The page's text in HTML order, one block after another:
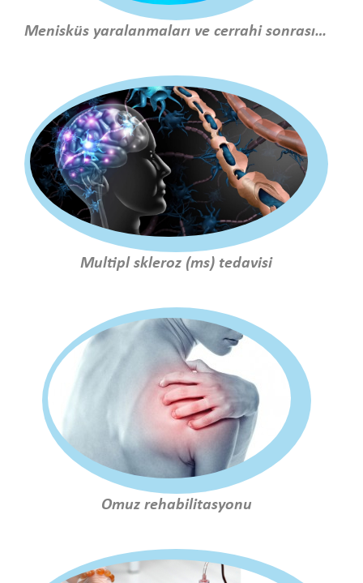
Menisküs yaralanmaları ve cerrahi sonrası tedavi
Multipl skleroz (ms) tedavisi
Omuz rehabilitasyonu